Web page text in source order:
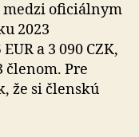
medzi oficiálnym
2023
a 3 090 CZK,
členom. Pre
že si členskú